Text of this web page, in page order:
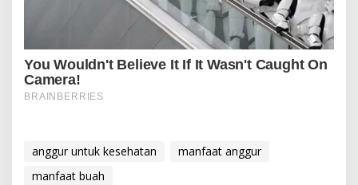
anggur untuk kesehatan
manfaat anggur
manfaat buah